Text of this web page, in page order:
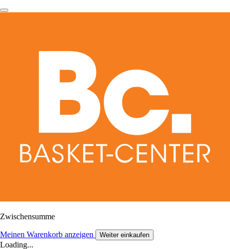
Zwischensumme
Meinen Warenkorb anzeigen Weiter einkaufen
Loading...